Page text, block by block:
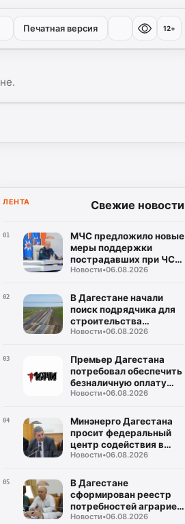
Печатная версия 12+
ЛЕНТА Свежие новости
01
МЧС предложило новые
меры поддержки
пострадавших при ЧС:
кредитные каникулы и
Новости•06.08.2026
02
В Дагестане начали
поиск подрядчика для
строительства
северного обхода
Новости•06.08.2026
03
Премьер Дагестана
потребовал обеспечить
безналичную оплату
проезда во всем
транспорте
Новости•06.08.2026
04
Минэнерго Дагестана
просит федеральный
центр содействия в
поставках оплаченного
Новости•06.08.2026
05
В Дагестане
сформирован реестр
потребностей аграриев
в ГСМ на период
Новости•06.08.2026